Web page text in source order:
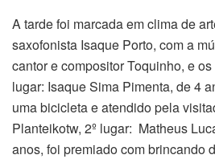
A tarde foi marcada em clima de
saxofonista Isaque Porto, com a
cantor e compositor Toquinho, e
lugar: Isaque Sima Pimenta, de 4
uma bicicleta e atendido pela
Planteikotw, 2º lugar: Matheus
anos, foi premiado com brincando